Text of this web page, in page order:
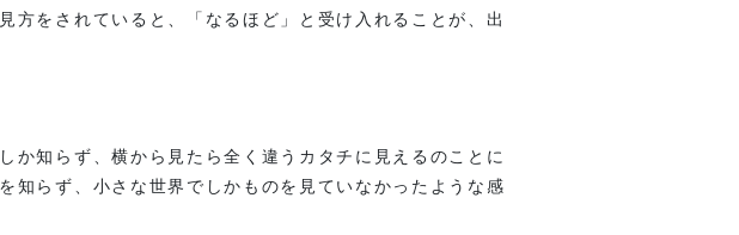
方をされていると、「なるほど」と受け入れることが、出
か知らず、横から見たら全く違うカタチに見えるのことに
知らず、小さな世界でしかものを見ていなかったような感